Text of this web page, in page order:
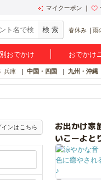
マイクーポン
春休み 雨
おでかけ おでかけ
兵庫 中国・四国 九州・沖縄
ンはこちら
お出かけ家
いこーよと